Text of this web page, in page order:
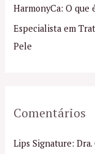
p
o
r
HarmonyCa: O que
Especialista em
Pele
Comentários
Lips Signature: